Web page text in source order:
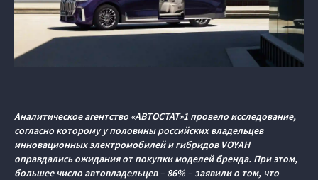
Аналитическое агентство «АВТОСТАТ»1 провело исследование,
согласно которому у половины российских владельцев
инновационных электромобилей и гибридов VOYAH
оправдались ожидания от покупки моделей бренда. При этом,
большее число автовладельцев – 86% – заявили о том, что